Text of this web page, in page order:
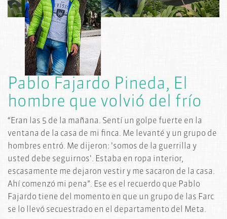
Pablo Fajardo Pineda, El
hombre que volvió del frío
“Eran las 5 de la mañana. Sentí un golpe fuerte en la
ventana de la casa de mi finca. Me levanté y un grupo de
hombres entró. Me dijeron: 'somos de la guerrilla y
usted debe seguirnos'. Estaba en ropa interior,
escasamente me dejaron vestir y me sacaron de la casa.
Ahí comenzó mi pena”. Ese es el recuerdo que Pablo
Fajardo tiene del momento en que un grupo de las Farc
se lo llevó secuestrado en el departamento del Meta.